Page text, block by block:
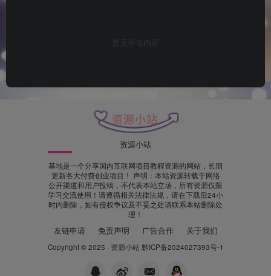
暂无评论内容
资源小站
基地是一个分享国内互联网项目教程资源的网站，长期
更新各大付费创业项目！ 声明：本站资源转载于网络
公开渠道和用户投稿，不代表本站立场，所有资源仅限
学习交流使用！请遵循相关法律法规，请在下载后24小
时内删除，如有侵权争议及不妥之处请联系本站删除处
理！
友链申请 免责声明 广告合作 关于我们
Copyright © 2025 · 资源小站 黔ICP备2024027393号-1